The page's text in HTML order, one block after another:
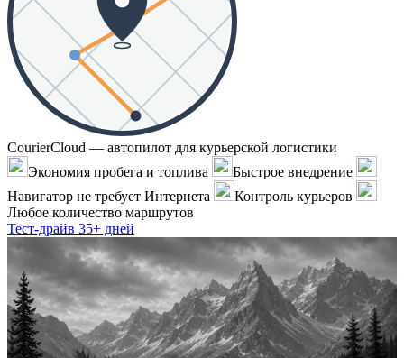
CourierCloud — автопилот для курьерской логистики
Экономия пробега и топлива
Быстрое внедрение
Навигатор не требует Интернета
Контроль курьеров
Любое количество маршрутов
Тест-драйв 35+ дней